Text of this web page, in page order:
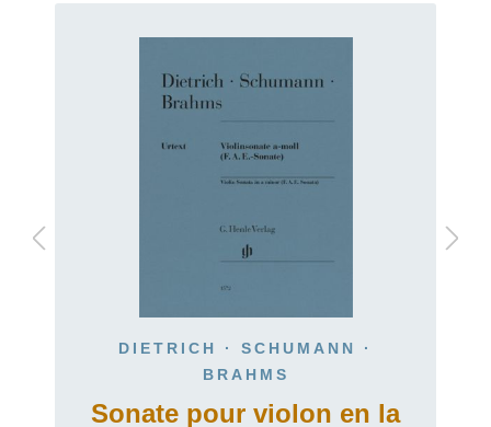
DIETRICH · SCHUMANN ·
BRAHMS
Sonate pour violon en la